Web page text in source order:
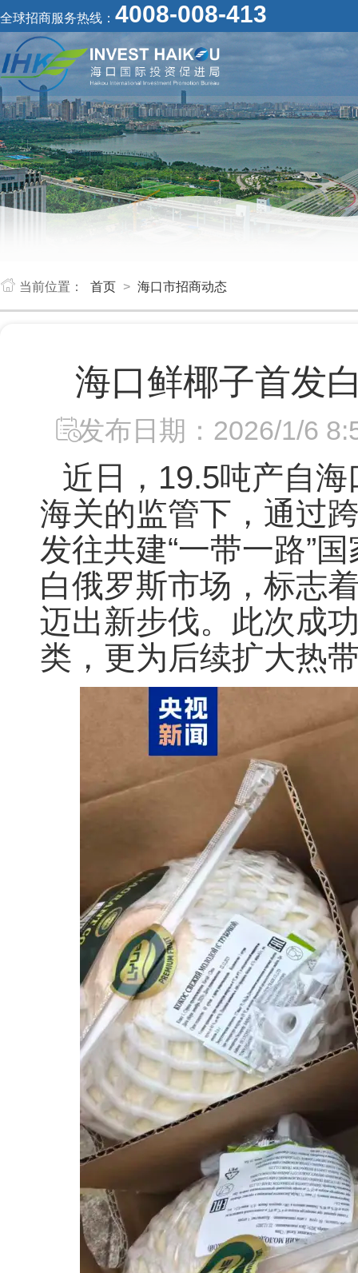
全球招商服务热线： 4008-008-413
当前位置： 首页 > 海口市招商动态
海口鲜椰子首发
发布日期：2026/1/6
近日，19.5吨产自
海关的监管下，通过
发往共建“一带一路”
白俄罗斯市场，标志
迈出新步伐。此次成
类，更为后续扩大热